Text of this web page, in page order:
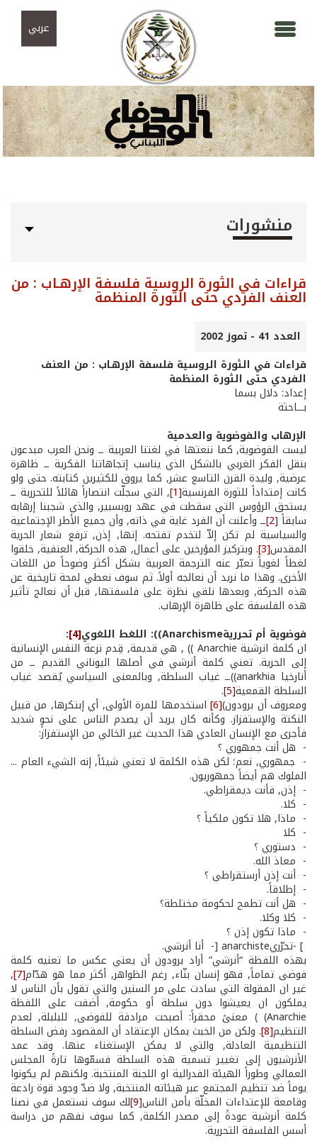
عربي
منشورات
قراءات في الثورة الروسية فلسفة الإرهـاب : من
العنف الفردي حتى الثورة المنظمة
العدد 41 - تموز 2002
قراءات في الثورة الروسية فلسفة الإرهـاب : من العنف
الفردي حتى الثورة المنظمة
إعداد: دلال بسما
بـــاحثة
الإرهاب والفوضوية والعدمية
ليست الفوضوية, كما ننعتها في لغتنا العربية ــ ونحن العرب مبدعون
بنقل الفكر الغربي بالشكل الذي يناسب إتجاهاتنا الفكرية ــ ظاهرة
عرضية, وليدة القرن التاسع عشر, كما يروق للكثيرين كتابته. حتى ولو
كانت إمتداداً للثورة الفرنسية[1] , التي سجلّت انتصاراً هائلاً للتحررية ــ
يستحق الرؤوس التي سقطت في عهد روبسبير, والذي شجبنا إرهابه
سابقاً [2] ــ وأعلنت أن الفرد غاية في ذاته, وأن جميع الأطر الإجتماعية
والسياسية لم تكن إلاّ لتخدم تفتحه. إنها, إذن, ترفع شعار الحرية
المقدس[3] . وبتركيز المؤرخين على أعمال, هذه الحركة, العنفية, خلقوا
لغطاً لغوياً تعبّر عنه الترجمة العربية بشكل أكثر وضوحاً من اللغات
الأخرى. وهذا ما نريد أن نعالجه أولاً. ثم سوف نعطي لمحة تاريخية عن
هذه الحركة, وبعدها نلقي نظرة على فلسفتها, قبل أن نعالج تأثير
هذه الفلسفة على ظاهرة الإرهاب.
فوضوية أم تحرريةAnarchisme) ): اللغط اللغوي[4]
:
ان كلمة انرشية Anarchie )) , هي قديمة, قِدم نزعة النفس الإنسانية
إلى الحرية. تعني كلمة أنرشي في أصلها اليوناني القديم ــ من
أنارخيا anarkhia))ــ غياب السلطة, وبالمعنى السياسي يُقصد غياب
السلطة القمعية[5]
.
ومعروف أن برودون)[6] استخدمها للمرة الأولى, أي إبتكرها, من قبيل
النكتة والإستفزاز. وكأنه كان يريد أن يصدم الناس على نحوٍ شديد
فأجرى مع الإنسان العادي هذا الحديث غير الخالي من الإستفزاز:
­- هل أنت جمهوري ؟
­- جمهوري, نعم؛ لكن هذه الكلمة لا تعني شيئاً, إنه الشيء العام ...
الملوك هم أيضاً جمهوريون.
­- إذن, فأنت ديمقراطي.
-­ كلا.
-­ ماذا, هلا تكون ملكياً ؟
-­ كلا
-­ دستوري ؟
-­ معاذ الله.
-­ أنت إذن أرستقراطي ؟
-­ إطلاقاً.
-­ هل أنت تطمح لحكومة مختلطة؟
-­ كلا وكلا.
-­ ماذا تكون إذن ؟
] -تحرّريanarchiste [­- أنا أنرشي.
بهذه اللفظة “أنرشي” أراد برودون أن يعني عكس ما تعنيه كلمة
فوضى تماماً, فهو إنسان بنّاء, رغم الظواهر, أكثر مما هو هدّام[7]
,
غير ان المقولة التي سادت على مر السنين والتي تقول بأن الناس لا
يملكون ان يعيشوا دون سلطة أو حكومة, أضفت على اللفظة
Anarchie) ) معنىً محقراً: أصبحت مرادفة للفوضى, للبلبلة, لعدم
التنظيم[8] . ولكن من الخبث بمكان الإعتقاد أن المقصود رفض السلطة
التنظيمية العادلة, والتي لا يمكن الإستغناء عنها. وقد عمد
الأنرشيون إلى تغيير تسمية هذه السلطة فسمّوها تارةً المجلس
العمالي وطوراً الهيئة الفدرالية او اللجنة المنتخبة. ولكنهم لم يكونوا
يوماً ضد تنظيم المجتمع عبر هيئاته المنتخبة, ولا ضدّ وجود قوة رادعة
وقامعة للإعتداءات المخلّة بأمن الناس[9] لك سوف نستعمل في نصنا
كلمة أنرشية عودةً إلى مصدر الكلمة, كما سوف نفهم من دراسة
أسس الفلسفة التحررية.